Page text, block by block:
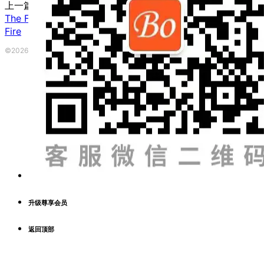
上一篇
The Funny Dance
下一篇
Fire
©2026 波英教育咨询 ·粤ICP备2023153917号|本网站由 提供CDN加
升级尊享会员
返回顶部